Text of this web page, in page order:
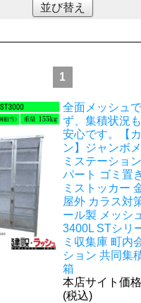
並び替え
1
全面メッシュ
ず、集積状況
安心です。
【
ン】ジャンボ
ミステーショ
パート ゴミ置
ミストッカー
屋外 カラス対
ール製 メッシ
3400L STシリ
ミ収集庫 町内
ション 共同集
箱
本店サイト価格
(税込)